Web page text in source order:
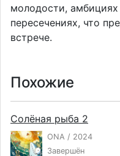
молодости,
пересечениях, что
встрече.
Похожие
Солёная рыба 2
ONA / 2024
Завершён